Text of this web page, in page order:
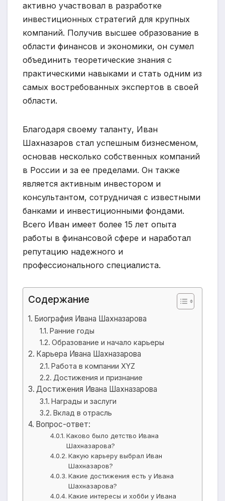
активно участвовал в разработке
инвестиционных стратегий для крупных
компаний. Получив высшее образование в
области финансов и экономики, он сумел
объединить теоретические знания с
практическими навыками и стать одним из
самых востребованных экспертов в своей
области.
Благодаря своему таланту, Иван
Шахназаров стал успешным бизнесменом,
основав несколько собственных компаний
в России и за ее пределами. Он также
является активным инвестором и
консультантом, сотрудничая с известными
банками и инвестиционными фондами.
Всего Иван имеет более 15 лет опыта
работы в финансовой сфере и наработал
репутацию надежного и
профессионального специалиста.
Содержание
Биография Ивана Шахназарова
Ранние годы
Образование и начало карьеры
Карьера Ивана Шахназарова
Работа в компании XYZ
Достижения и признание
Достижения Ивана Шахназарова
Награды и заслуги
Вклад в отрасль
Вопрос-ответ:
Каково было детство Ивана
Шахназарова?
Какую карьеру выбрал Иван
Шахназаров?
Какие достижения есть у Ивана
Шахназарова?
Какие интересы и хобби у Ивана